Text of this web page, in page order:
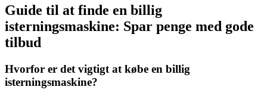
Guide til at finde en billig
isterningsmaskine: Spar penge med gode
tilbud
Hvorfor er det vigtigt at købe en billig
isterningsmaskine?